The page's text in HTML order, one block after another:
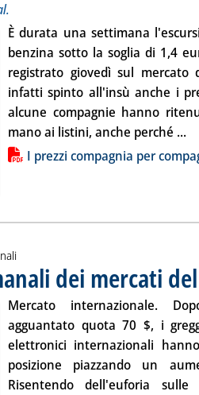
È durata una settimana
benzina sotto la soglia di 1,4
registrato giovedì sul mercato
infatti spinto all'insù anche i
alcune compagnie hanno
mano ai listini, anche perché ...
notizia
I prezzi compagnia per
dei mercati
Mercato internazionale.
agguantato quota 70 $, i
elettronici internazionali
posizione piazzando un
Risentendo dell'euforia